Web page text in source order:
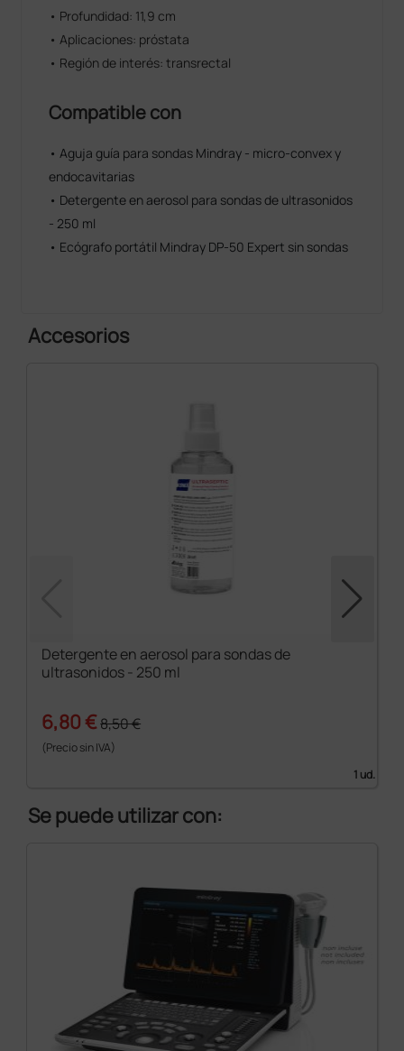
• Profundidad: 11,9 cm
• Aplicaciones: próstata
• Región de interés: transrectal
Compatible con
• Aguja guía para sondas Mindray - micro-convex y
endocavitarias
• Detergente en aerosol para sondas de ultrasonidos
- 250 ml
• Ecógrafo portátil Mindray DP-50 Expert sin sondas
Accesorios
Detergente en aerosol para sondas de
ultrasonidos - 250 ml
6,80 €8,50 €
(Precio sin IVA)
1 ud.
Se puede utilizar con: